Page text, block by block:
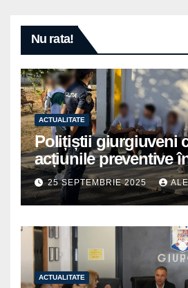
Nu rata!
ACTUALITATE
Polițiștii giurgiuveni
acțiunile preventive
25 SEPTEMBRIE 2025
ACTUALITATE